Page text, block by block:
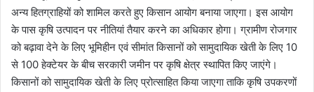
अन्य हितग्राहियों को शामिल करते हुए किसान आयोग बनाया जाएगा। इस आयोग
के पास कृषि उत्पादन पर नीतियां तैयार करने का अधिकार होगा। ग्रामीण रोजगार
को बढ़ावा देने के लिए भूमिहीन एवं सीमांत किसानों को सामुदायिक खेती के लिए 10
से 100 हेक्टेयर के बीच सरकारी जमीन पर कृषि क्षेत्र स्थापित किए जाएंगे।
किसानों को सामुदायिक खेती के लिए प्रोत्साहित किया जाएगा ताकि कृषि उपकरणों